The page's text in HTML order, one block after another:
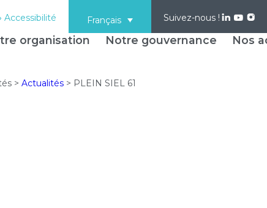
Accessibilité Français Suivez-nous !
organisation Notre gouvernance Nos
>Actualités > PLEIN SIEL 61